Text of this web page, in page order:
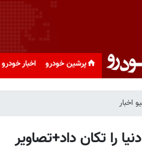
پرشین خودرو اخبار خودرو
اخبار
را تکان داد+تصاویر